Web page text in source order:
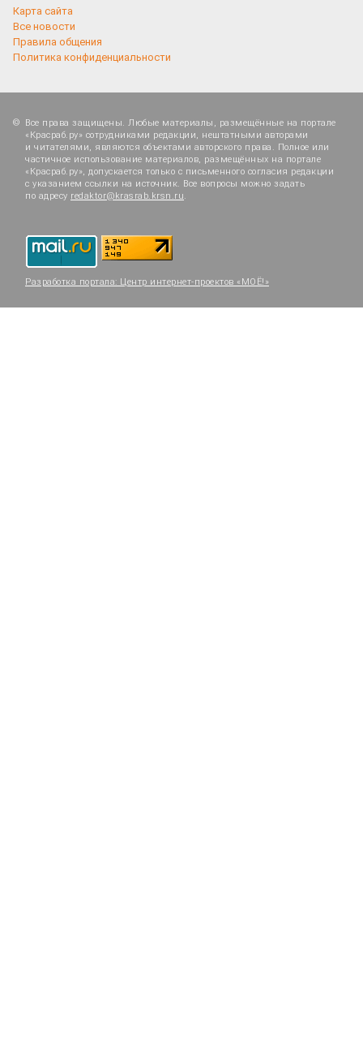
Карта сайта
Все новости
Правила общения
Политика конфиденциальности
Все права защищены. Любые материалы, размещённые на портале
«Красраб.ру» сотрудниками редакции, нештатными авторами
и читателями, являются объектами авторского права. Полное или
частичное использование материалов, размещённых на портале
«Красраб.ру», допускается только с письменного согласия редакции
с указанием ссылки на источник. Все вопросы можно задать
по адресу redaktor@krasrab.krsn.ru.
Разработка портала: Центр интернет-проектов «МОЁ!»